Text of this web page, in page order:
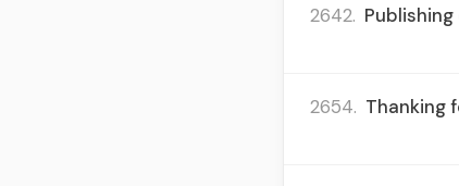
2642.
2654. Thanking